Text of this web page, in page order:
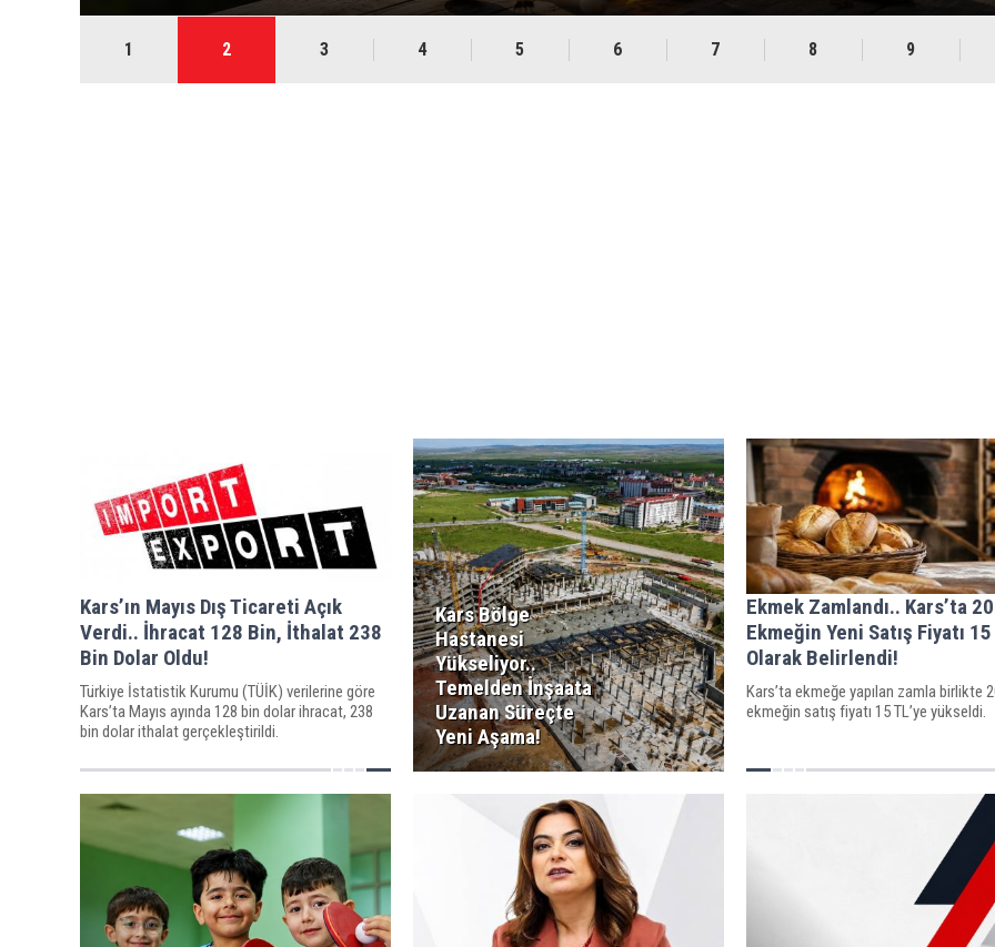
1 2 3 4 5 6 7 8 9
Kars’ın Mayıs Dış Ticareti Açık
Verdi.. İhracat 128 Bin, İthalat 238
Bin Dolar Oldu!
Türkiye İstatistik Kurumu (TÜİK) verilerine göre
Kars’ta Mayıs ayında 128 bin dolar ihracat, 238
bin dolar ithalat gerçekleştirildi.
Kars Bölge
Hastanesi
Yükseliyor..
Temelden İnşaata
Uzanan Süreçte
Yeni Aşama!
Ekmek Zamlandı.. Kars’ta
Ekmeğin Yeni Satış Fiyatı
Olarak Belirlendi!
Kars’ta ekmeğe yapılan zamla birlikte
ekmeğin satış fiyatı 15 TL’ye yükseldi.